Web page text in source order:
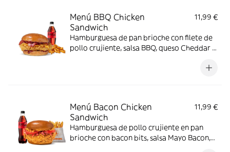
Menú BBQ Chicken
Sandwich
11,99 €
Hamburguesa de pan brioche con filete de
pollo crujiente, salsa BBQ, queso Cheddar y
Menú Bacon Chicken
Sandwich
11,99 €
Hamburguesa de pollo crujiente en pan
brioche con bacon bits, salsa Mayo Bacon,